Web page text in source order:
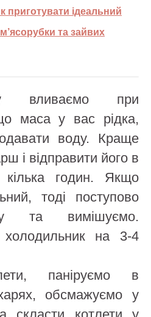
приготувати ідеальний
та зайвих
вливаємо при
маса у вас рідка,
воду. Краще
і відправити його в
годин. Якщо
тоді поступово
та вимішуємо.
на 3-4
паніруємо в
обсмажуємо у